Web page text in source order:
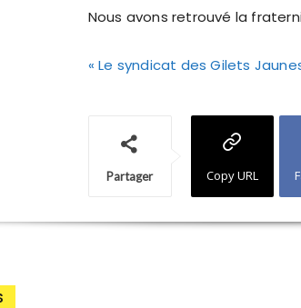
Nous avons retrouvé la
« Le syndicat des Gilets
Partager Copy URL